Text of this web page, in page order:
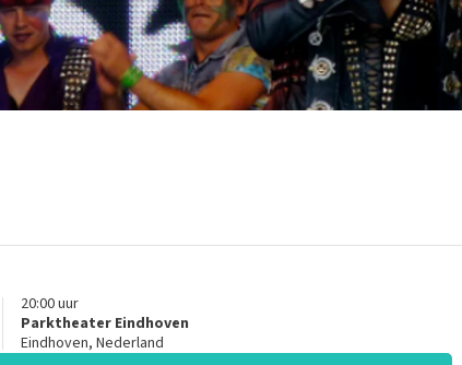
20:00uur
Parktheater Eindhoven
Eindhoven, Nederland